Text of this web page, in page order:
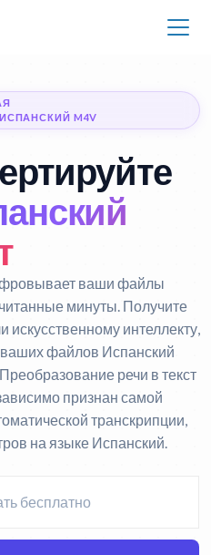
M4V
ваши файлы
минуты. Получите
искусственному интеллекту,
файлов Испанский
Преобразование речи в текст
признан самой
транскрипции,
на языке Испанский.